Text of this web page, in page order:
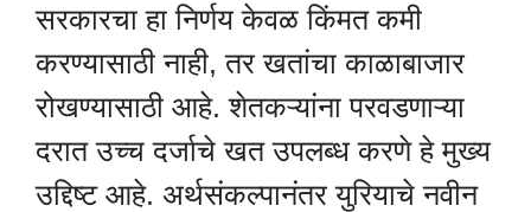
सरकारचा हा निर्णय केवळ किंमत कमी
करण्यासाठी नाही, तर खतांचा काळाबाजार
रोखण्यासाठी आहे. शेतकऱ्यांना परवडणाऱ्या
दरात उच्च दर्जाचे खत उपलब्ध करणे हे मुख्य
उद्दिष्ट आहे. अर्थसंकल्पानंतर युरियाचे नवीन